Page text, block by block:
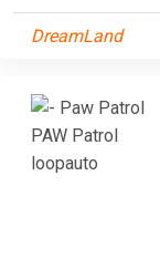
DreamLand